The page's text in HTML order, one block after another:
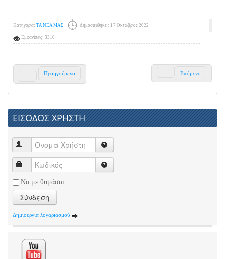
Κατηγορία: ΤΑ ΝΕΑ ΜΑΣ Δημοσιεύθηκε : 17 Οκτώβριος 2022
Εμφανίσεις: 3310
Προηγούμενο Επόμενο
ΕΙΣΟΔΟΣ ΧΡΗΣΤΗ
Να με θυμάσαι
Σύνδεση
Δημιουργία λογαριασμού